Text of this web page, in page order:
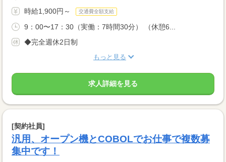
時給1,900円～ 交通費全額支給
9：00〜17：30（実働：7時間30分） （休憩6...
◆完全週休2日制
もっと見る
求人詳細を見る
[契約社員]
汎用、オープン機とCOBOLでお仕事で複数募
集中です！